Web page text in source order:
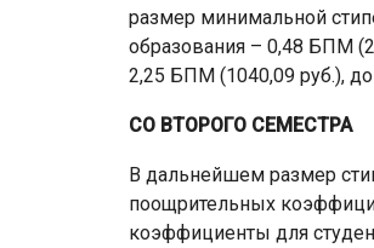
размер минимальной
образования – 0,48 БПМ
2,25 БПМ (1040,09 руб.),
СО ВТОРОГО СЕМЕСТРА
В дальнейшем размер
поощрительных
коэффициенты для